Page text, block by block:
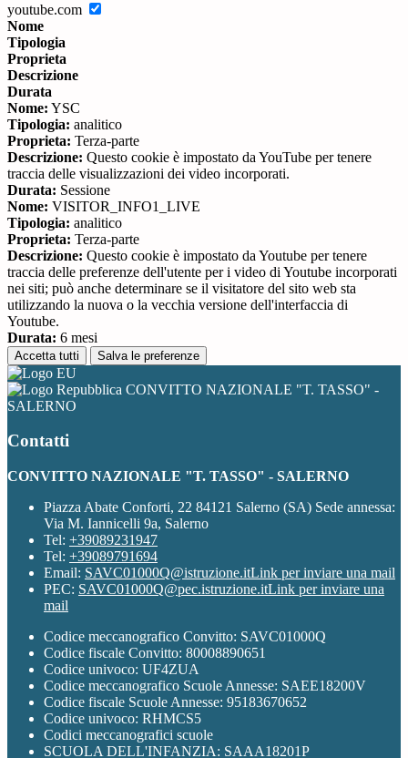
youtube.com
Nome
Tipologia
Proprieta
Descrizione
Durata
Nome: YSC
Tipologia: analitico
Proprieta: Terza-parte
Descrizione: Questo cookie è impostato da YouTube per tenere
traccia delle visualizzazioni dei video incorporati.
Durata: Sessione
Nome: VISITOR_INFO1_LIVE
Tipologia: analitico
Proprieta: Terza-parte
Descrizione: Questo cookie è impostato da Youtube per tenere
traccia delle preferenze dell'utente per i video di Youtube incorporati
nei siti; può anche determinare se il visitatore del sito web sta
utilizzando la nuova o la vecchia versione dell'interfaccia di
Youtube.
Durata: 6 mesi
Accetta tutti Salva le preferenze
CONVITTO NAZIONALE "T. TASSO" -
SALERNO
Contatti
CONVITTO NAZIONALE "T. TASSO" - SALERNO
Piazza Abate Conforti, 22 84121 Salerno (SA) Sede annessa:
Via M. Iannicelli 9a, Salerno
Tel: +39089231947
Tel: +39089791694
Email: SAVC01000Q@istruzione.itLink per inviare una mail
PEC: SAVC01000Q@pec.istruzione.itLink per inviare una
mail
Codice meccanografico Convitto: SAVC01000Q
Codice fiscale Convitto: 80008890651
Codice univoco: UF4ZUA
Codice meccanografico Scuole Annesse: SAEE18200V
Codice fiscale Scuole Annesse: 95183670652
Codice univoco: RHMCS5
Codici meccanografici scuole
SCUOLA DELL'INFANZIA: SAAA18201P